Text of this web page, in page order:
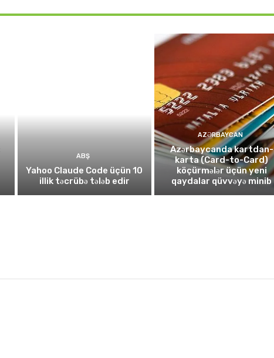
ABŞ
Yahoo Claude Code üçün 10
illik təcrübə tələb edir
AZƏRBAYCAN
Azərbaycanda kartdan-
karta (Card-to-Card)
köçürmələr üçün yeni
qaydalar qüvvəyə minib